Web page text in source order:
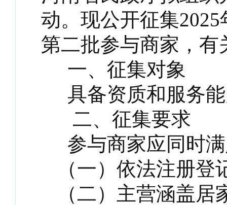
动。现公开征集
第二批参与商家，有
一、征集对象
具备资质和服务
二、征集要求
参与商家应同时
（一）依法注册
（二）主营涵盖